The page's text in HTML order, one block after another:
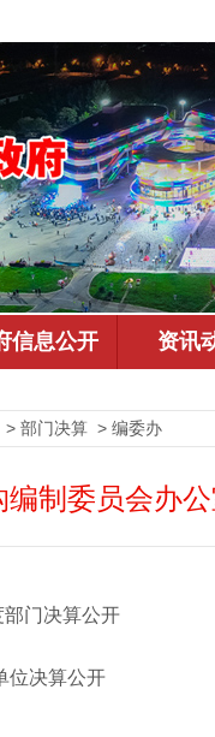
部门决算 > 编委办
制委员会办
门决算公开
位决算公开